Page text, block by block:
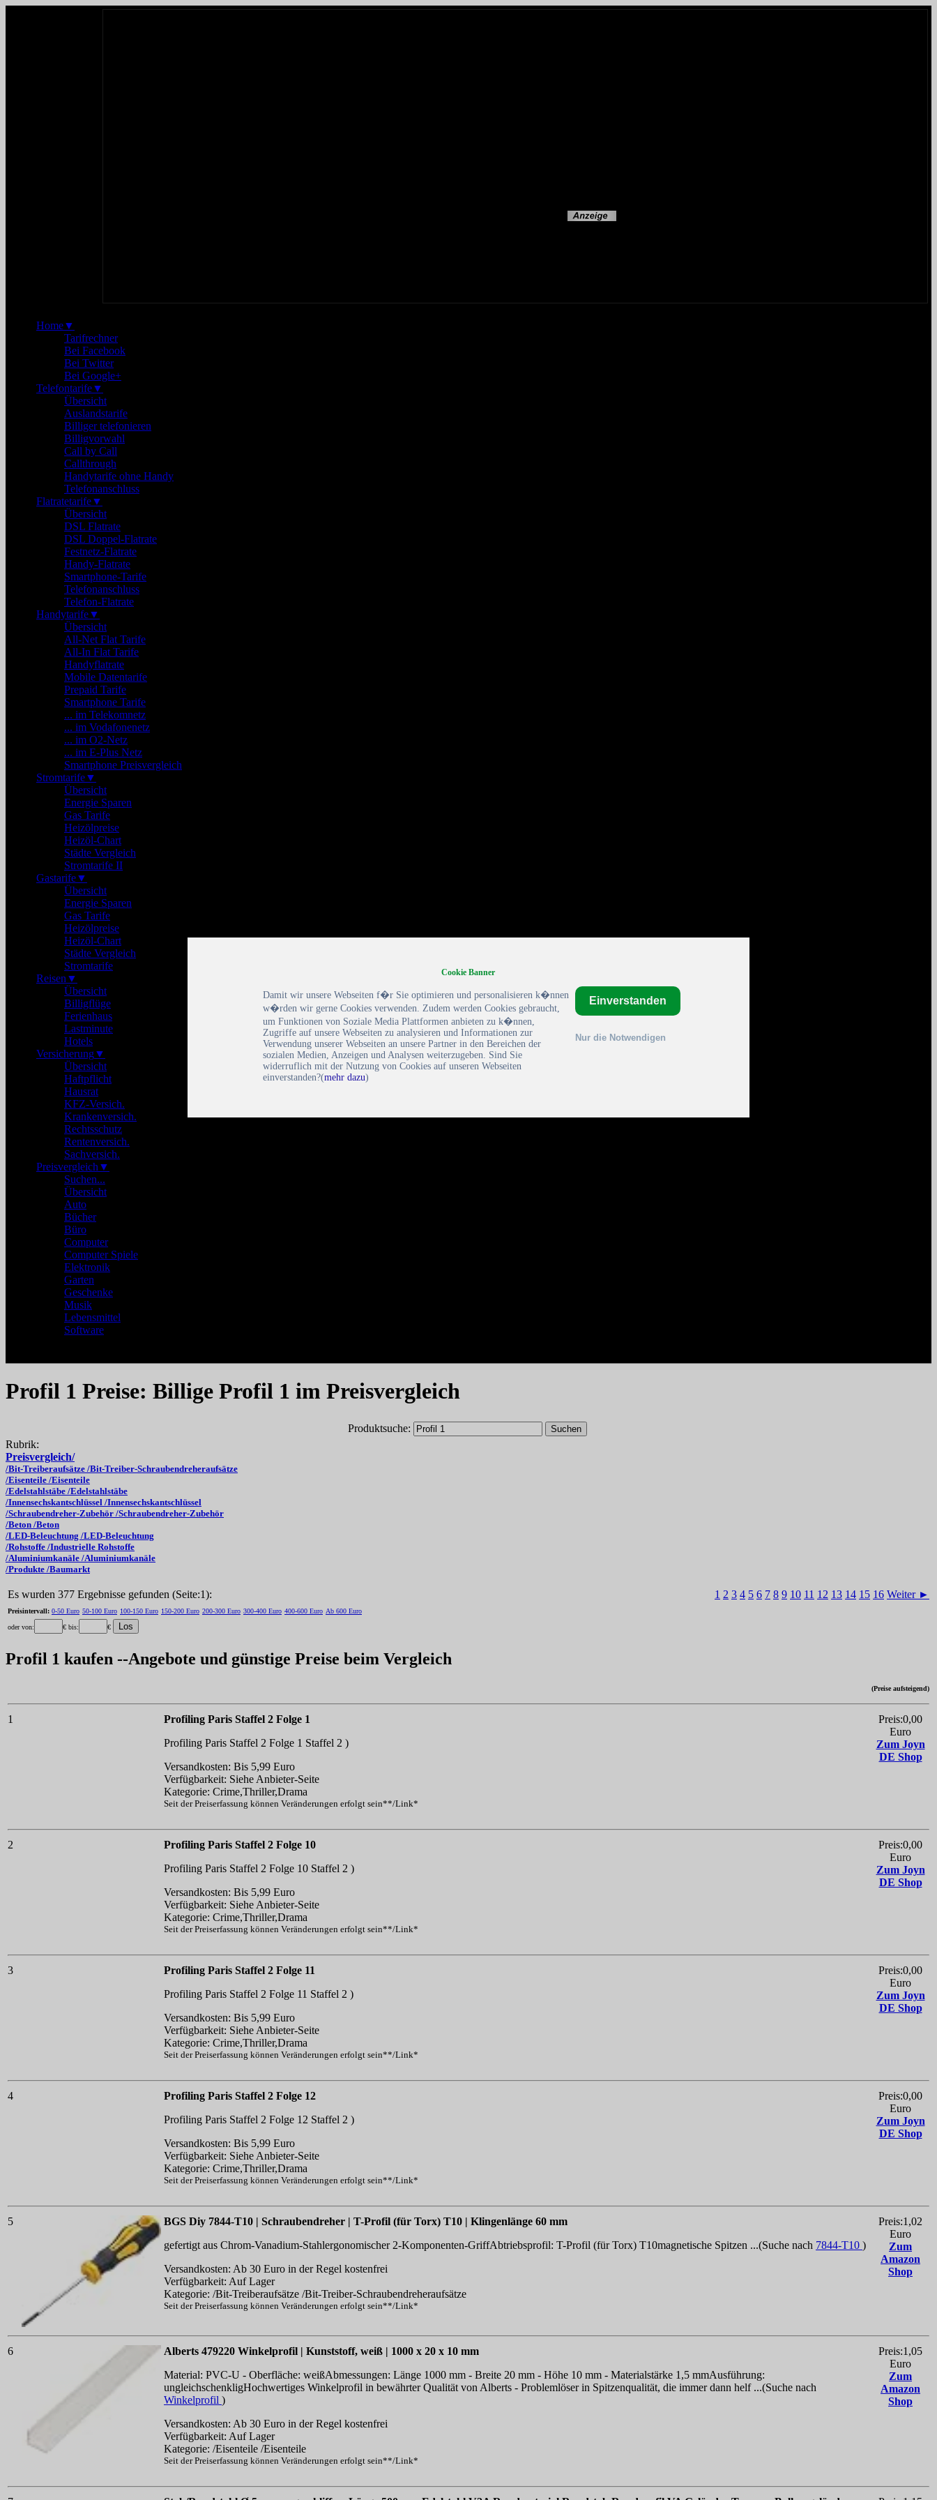
Home▼
Tarifrechner
Bei Facebook
Bei Twitter
Bei Google+
Telefontarife▼
Übersicht
Auslandstarife
Billiger telefonieren
Billigvorwahl
Call by Call
Callthrough
Handytarife ohne Handy
Telefonanschluss
Flatratetarife▼
Übersicht
DSL Flatrate
DSL Doppel-Flatrate
Festnetz-Flatrate
Handy-Flatrate
Smartphone-Tarife
Telefonanschluss
Telefon-Flatrate
Handytarife▼
Übersicht
All-Net Flat Tarife
All-In Flat Tarife
Handyflatrate
Mobile Datentarife
Prepaid Tarife
Smartphone Tarife
... im Telekomnetz
... im Vodafonenetz
... im O2-Netz
... im E-Plus Netz
Smartphone Preisvergleich
Stromtarife▼
Übersicht
Energie Sparen
Gas Tarife
Heizölpreise
Heizöl-Chart
Städte Vergleich
Stromtarife II
Gastarife▼
Übersicht
Energie Sparen
Gas Tarife
Heizölpreise
Heizöl-Chart
Städte Vergleich
Stromtarife
Reisen ▼
Übersicht
Billigflüge
Ferienhaus
Lastminute
Hotels
Versicherung▼
Übersicht
Haftpflicht
Hausrat
KFZ-Versich.
Krankenversich.
Rechtsschutz
Rentenversich.
Sachversich.
Preisvergleich ▼
Suchen...
Übersicht
Auto
Bücher
Büro
Computer
Computer Spiele
Elektronik
Garten
Geschenke
Musik
Lebensmittel
Software
Profil 1 Preise: Billige Profil 1 im Preisvergleich
Produktsuche:
Rubrik:
Preisvergleich/
/Bit-Treiberaufsätze /Bit-Treiber-Schraubendreheraufsätze
/Eisenteile /Eisenteile
/Edelstahlstäbe /Edelstahlstäbe
/Innensechskantschlüssel /Innensechskantschlüssel
/Schraubendreher-Zubehör /Schraubendreher-Zubehör
/Beton /Beton
/LED-Beleuchtung /LED-Beleuchtung
/Rohstoffe /Industrielle Rohstoffe
/Aluminiumkanäle /Aluminiumkanäle
/Produkte /Baumarkt
Es wurden 377 Ergebnisse gefunden (Seite:1): 1 2 3 4 5 6 7 8 9 10 11 12 13 14 15 16 Weiter ►
Preisintervall: 0-50 Euro 50-100 Euro 100-150 Euro 150-200 Euro 200-300 Euro 300-400 Euro 400-600 Euro Ab 600 Euro
oder von: € bis: €
Profil 1 kaufen --Angebote und günstige Preise beim Vergleich
(Preise aufsteigend)
1
Profiling Paris Staffel 2 Folge 1
Profiling Paris Staffel 2 Folge 1 Staffel 2 )
Versandkosten: Bis 5,99 Euro
Verfügbarkeit: Siehe Anbieter-Seite
Kategorie: Crime,Thriller,Drama
Seit der Preiserfassung können Veränderungen erfolgt sein**/Link*
Preis:0,00
Euro
Zum Joyn
DE Shop
2
Profiling Paris Staffel 2 Folge 10
Profiling Paris Staffel 2 Folge 10 Staffel 2 )
Versandkosten: Bis 5,99 Euro
Verfügbarkeit: Siehe Anbieter-Seite
Kategorie: Crime,Thriller,Drama
Seit der Preiserfassung können Veränderungen erfolgt sein**/Link*
Preis:0,00
Euro
Zum Joyn
DE Shop
3
Profiling Paris Staffel 2 Folge 11
Profiling Paris Staffel 2 Folge 11 Staffel 2 )
Versandkosten: Bis 5,99 Euro
Verfügbarkeit: Siehe Anbieter-Seite
Kategorie: Crime,Thriller,Drama
Seit der Preiserfassung können Veränderungen erfolgt sein**/Link*
Preis:0,00
Euro
Zum Joyn
DE Shop
4
Profiling Paris Staffel 2 Folge 12
Profiling Paris Staffel 2 Folge 12 Staffel 2 )
Versandkosten: Bis 5,99 Euro
Verfügbarkeit: Siehe Anbieter-Seite
Kategorie: Crime,Thriller,Drama
Seit der Preiserfassung können Veränderungen erfolgt sein**/Link*
Preis:0,00
Euro
Zum Joyn
DE Shop
5
BGS Diy 7844-T10 | Schraubendreher | T-Profil (für Torx) T10 | Klingenlänge 60 mm
gefertigt aus Chrom-Vanadium-Stahlergonomischer 2-Komponenten-GriffAbtriebsprofil: T-Profil (für Torx) T10magnetische Spitzen ...(Suche nach 7844-T10 )
Versandkosten: Ab 30 Euro in der Regel kostenfrei
Verfügbarkeit: Auf Lager
Kategorie: /Bit-Treiberaufsätze /Bit-Treiber-Schraubendreheraufsätze
Seit der Preiserfassung können Veränderungen erfolgt sein**/Link*
Preis:1,02
Euro
Zum
Amazon
Shop
6
Alberts 479220 Winkelprofil | Kunststoff, weiß | 1000 x 20 x 10 mm
Material: PVC-U - Oberfläche: weißAbmessungen: Länge 1000 mm - Breite 20 mm - Höhe 10 mm - Materialstärke 1,5 mmAusführung:
ungleichschenkligHochwertiges Winkelprofil in bewährter Qualität von Alberts - Problemlöser in Spitzenqualität, die immer dann helf ...(Suche nach
Winkelprofil )
Versandkosten: Ab 30 Euro in der Regel kostenfrei
Verfügbarkeit: Auf Lager
Kategorie: /Eisenteile /Eisenteile
Seit der Preiserfassung können Veränderungen erfolgt sein**/Link*
Preis:1,05
Euro
Zum
Amazon
Shop
Cookie Banner
Damit wir unsere Webseiten f�r Sie optimieren und personalisieren k�nnen
w�rden wir gerne Cookies verwenden. Zudem werden Cookies gebraucht,
um Funktionen von Soziale Media Plattformen anbieten zu k�nnen,
Zugriffe auf unsere Webseiten zu analysieren und Informationen zur
Verwendung unserer Webseiten an unsere Partner in den Bereichen der
sozialen Medien, Anzeigen und Analysen weiterzugeben. Sind Sie
widerruflich mit der Nutzung von Cookies auf unseren Webseiten
einverstanden?(mehr dazu)
Einverstanden
Nur die Notwendigen